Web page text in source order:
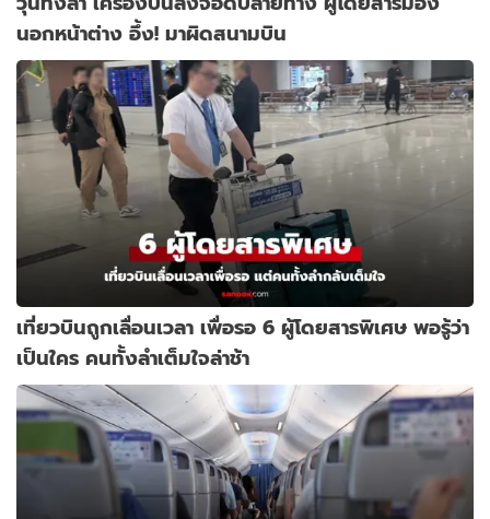
นอกหน้าต่าง อึ้ง! มาผิดสนามบิน
เที่ยวบินถูกเลื่อนเวลา เพื่อรอ 6 ผู้โดยสารพิเศษ พอรู้ว่า
เป็นใคร คนทั้งลำเต็มใจล่าช้า